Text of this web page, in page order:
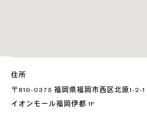
住所
〒819-0375 福岡県福岡市西区北原1-2-1
イオンモール福岡伊都 1F